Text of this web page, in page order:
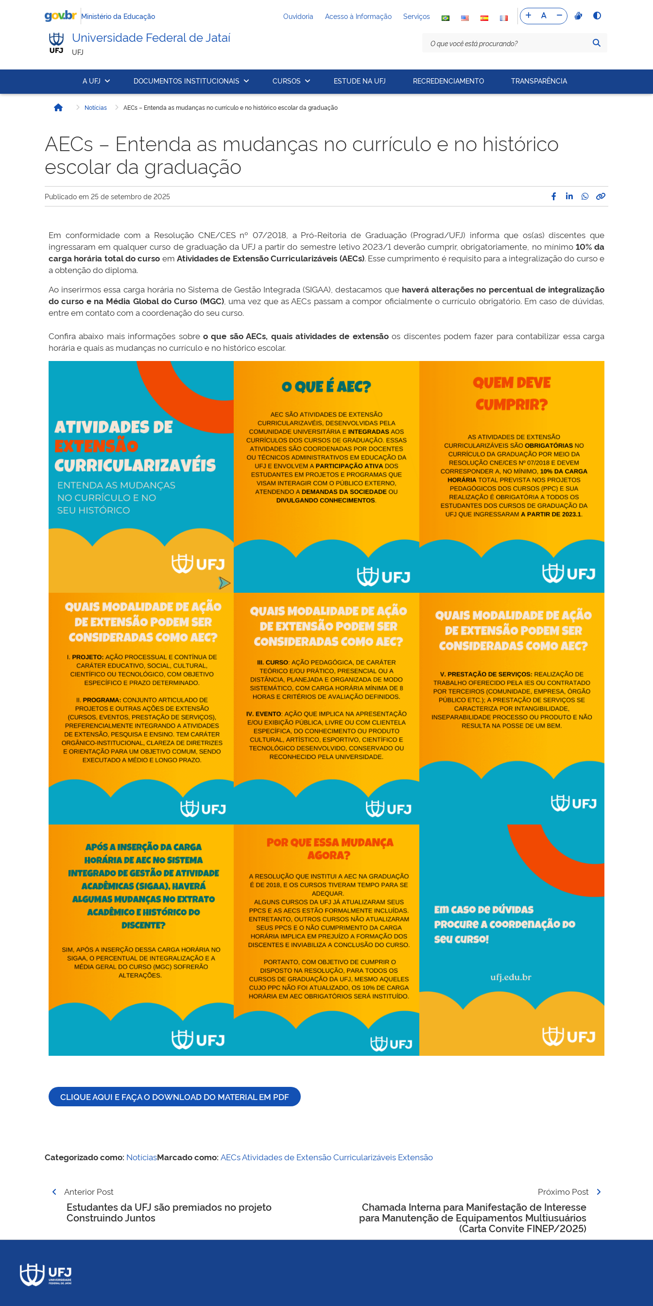
Ministério da Educação Ouvidoria Acesso à Informação Serviços
Universidade Federal de Jataí
UFJ
A UFJ DOCUMENTOS INSTITUCIONAIS CURSOS ESTUDE NA UFJ RECREDENCIAMENTO TRANSPARÊNCIA
Início Notícias AECs – Entenda as mudanças no currículo e no histórico escolar da graduação
AECs – Entenda as mudanças no currículo e no histórico
escolar da graduação
Publicado em 25 de setembro de 2025
Em conformidade com a Resolução CNE/CES nº 07/2018, a Pró-Reitoria de Graduação (Prograd/UFJ) informa que os(as) discentes que
ingressaram em qualquer curso de graduação da UFJ a partir do semestre letivo 2023/1 deverão cumprir, obrigatoriamente, no mínimo 10% da
carga horária total do curso emAtividades de Extensão Curricularizáveis (AECs). Esse cumprimento é requisito para a integralização do curso e
a obtenção do diploma.
Ao inserirmos essa carga horária no Sistema de Gestão Integrada (SIGAA), destacamos quehaverá alterações no percentual de integralização
do curso e na Média Global do Curso (MGC), uma vez que as AECs passam a compor oficialmente o currículo obrigatório. Em caso de dúvidas,
entre em contato com a coordenação do seu curso.
Confira abaixo mais informações sobre o que são AECs, quais atividades de extensãoos discentes podem fazer para contabilizar essa carga
horária e quais as mudanças no currículo e no histórico escolar.
CLIQUE AQUI E FAÇA O DOWNLOAD DO MATERIAL EM PDF
Categorizado como: NotíciasMarcado como: AECsAtividades de Extensão Curricularizáveis Extensão
Navegação
Post
Anterior Post
Estudantes da UFJ são premiados no projeto
Construindo Juntos
Próximo Post
Chamada Interna para Manifestação de Interesse
para Manutenção de Equipamentos Multiusuários
(Carta Convite FINEP/2025)